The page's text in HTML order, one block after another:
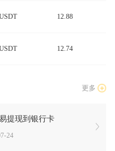
12.88
12.74
更多
提现到银行卡
24